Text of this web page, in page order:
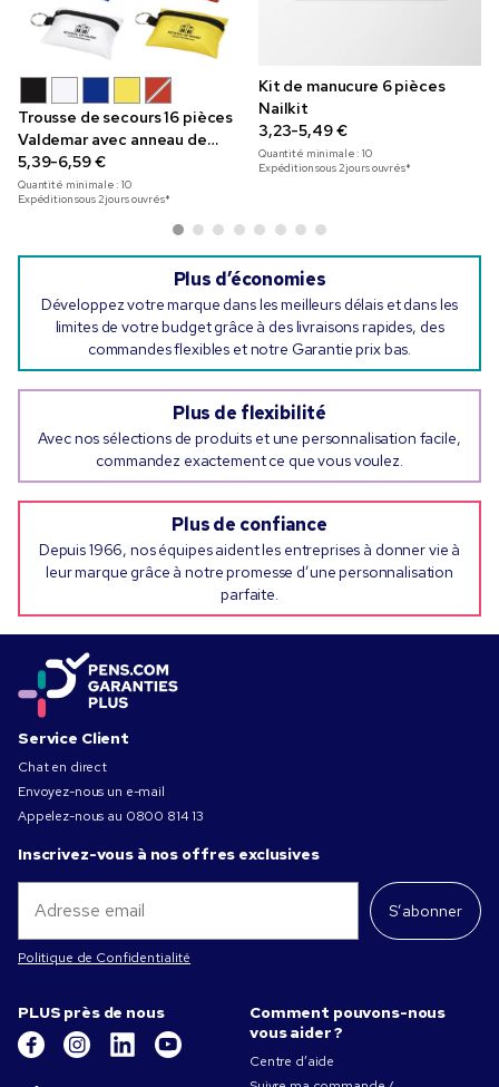
Trousse de secours 16 pièces
Valdemar avec anneau de
porte-clés
5,39-6,59 €
Quantité minimale :10
Expédition sous 2 jours ouvrés*
Kit de manucure 6 pièces
Nailkit
3,23-5,49 €
Quantité minimale :10
Expédition sous 2 jours ouvrés*
Plus d’économies
Développez votre marque dans les meilleurs délais et dans les
limites de votre budget grâce à des livraisons rapides, des
commandes flexibles et notre Garantie prix bas.
Plus de flexibilité
Avec nos sélections de produits et une personnalisation facile,
commandez exactement ce que vous voulez.
Plus de confiance
Depuis 1966, nos équipes aident les entreprises à donner vie à
leur marque grâce à notre promesse d’une personnalisation
parfaite.
Service Client
Chat en direct
Envoyez-nous un e-mail
Appelez-nous au 0800 814 13
Inscrivez-vous à nos offres exclusives
S’abonner
Politique de Confidentialité
PLUS près de nous
Comment pouvons-nous
vous aider ?
Centre d’aide